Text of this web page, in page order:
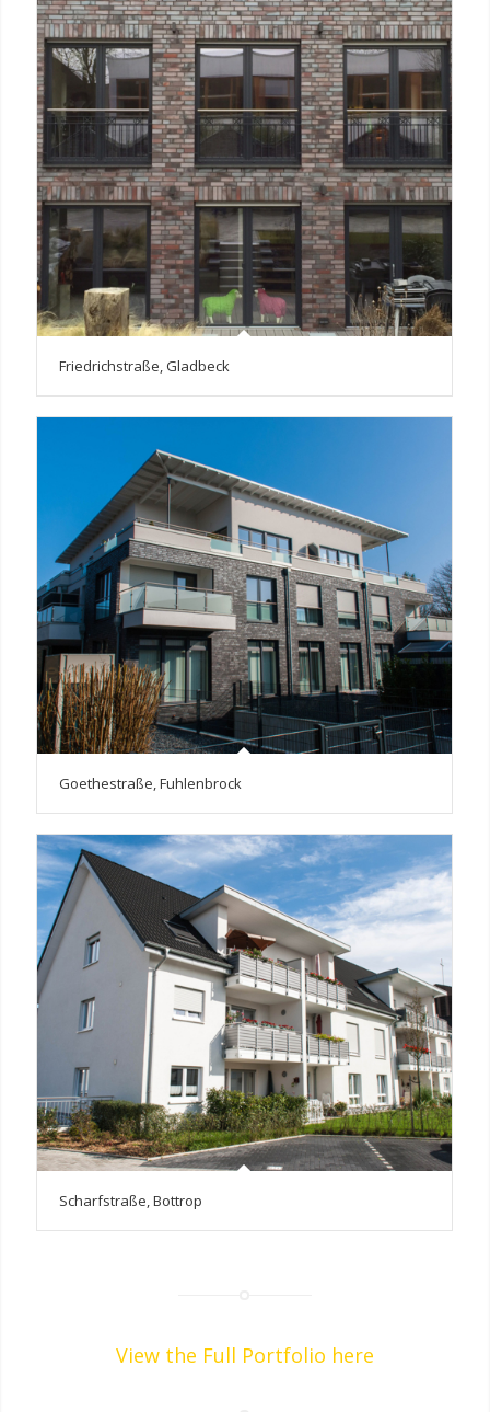
Friedrichstraße, Gladbeck
Goethestraße, Fuhlenbrock
Scharfstraße, Bottrop
View the Full Portfolio here